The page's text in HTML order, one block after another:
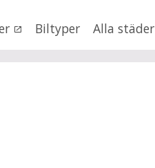
Biltyper Alla städer
0 kr tillmer än 500000